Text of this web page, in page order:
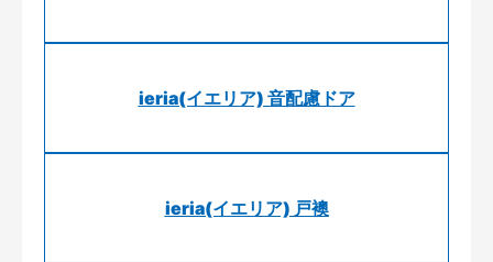
ieria(イエリア) 音配慮ドア
ieria(イエリア) 戸襖